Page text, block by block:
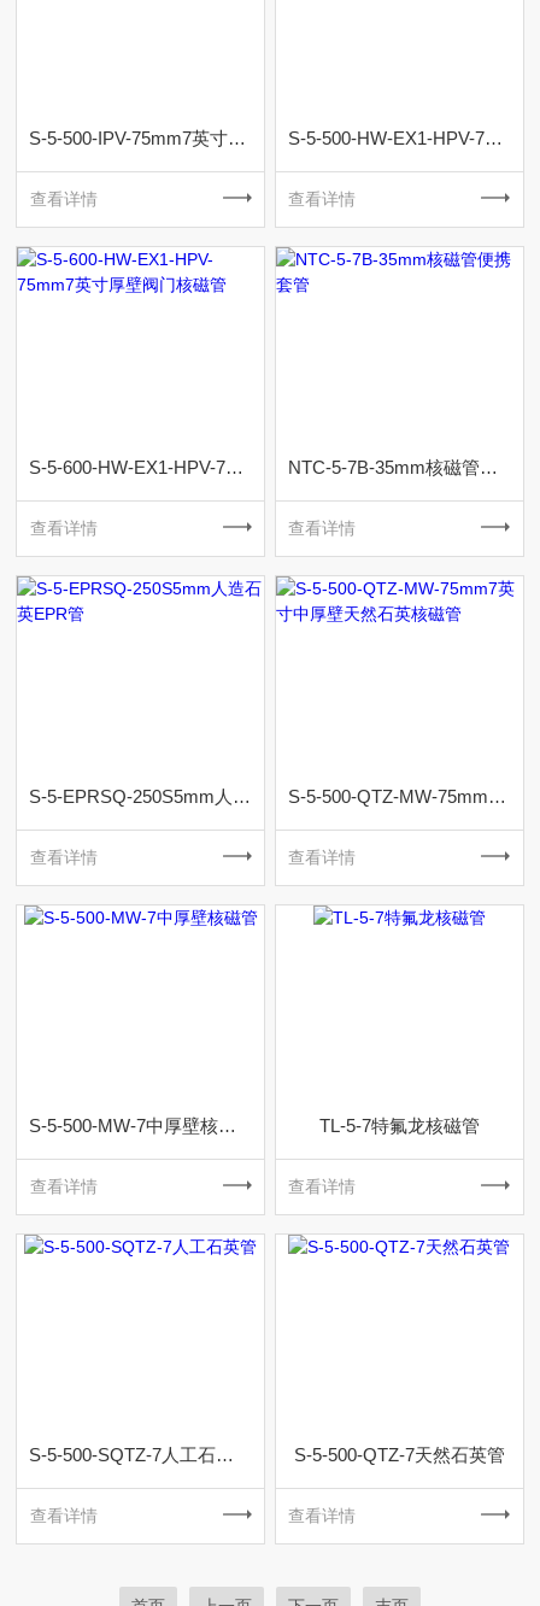
S-5-500-IPV-75mm7英寸薄壁中压核磁管
查看详情
S-5-500-HW-EX1-HPV-75mm7英寸厚壁高压阀门核磁管
查看详情
S-5-600-HW-EX1-HPV-75mm7英寸厚壁阀门核磁管
查看详情
NTC-5-7B-35mm核磁管便携套管
查看详情
S-5-EPRSQ-250S5mm人造石英EPR管
查看详情
S-5-500-QTZ-MW-75mm7英寸中厚壁天然石英核磁管
查看详情
S-5-500-MW-7中厚壁核磁管
查看详情
TL-5-7特氟龙核磁管
查看详情
S-5-500-SQTZ-7人工石英管
查看详情
S-5-500-QTZ-7天然石英管
查看详情